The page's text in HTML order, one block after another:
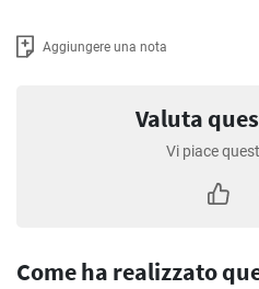
Aggiungere una nota
Valuta
Vi piace
Come ha realizzato